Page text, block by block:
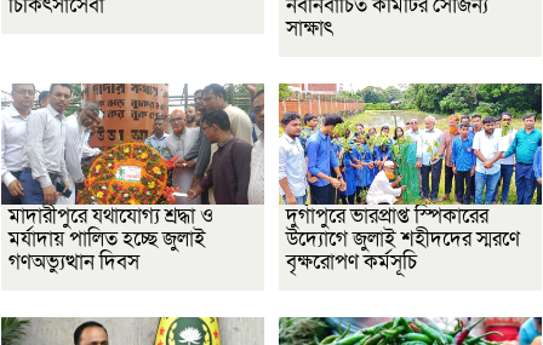
সাক্ষাৎ
মাদারীপুরে যথাযোগ্য শ্রদ্ধা ও
মর্যাদায় পালিত হচ্ছে জুলাই
গণঅভ্যুত্থান দিবস
দুর্গাপুরে ভারপ্রাপ্ত স্পিকারের
উদ্যোগে জুলাই শহীদদের স্মরণে
বৃক্ষরোপণ কর্মসূচি